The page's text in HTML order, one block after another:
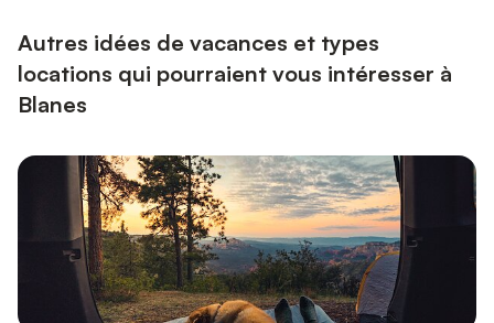
Autres idées de vacances et types
locations qui pourraient vous intéresser à
Blanes